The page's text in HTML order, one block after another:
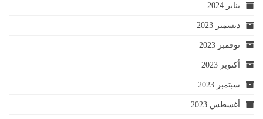
يناير 2024
ديسمبر 2023
نوفمبر 2023
أكتوبر 2023
سبتمبر 2023
أغسطس 2023